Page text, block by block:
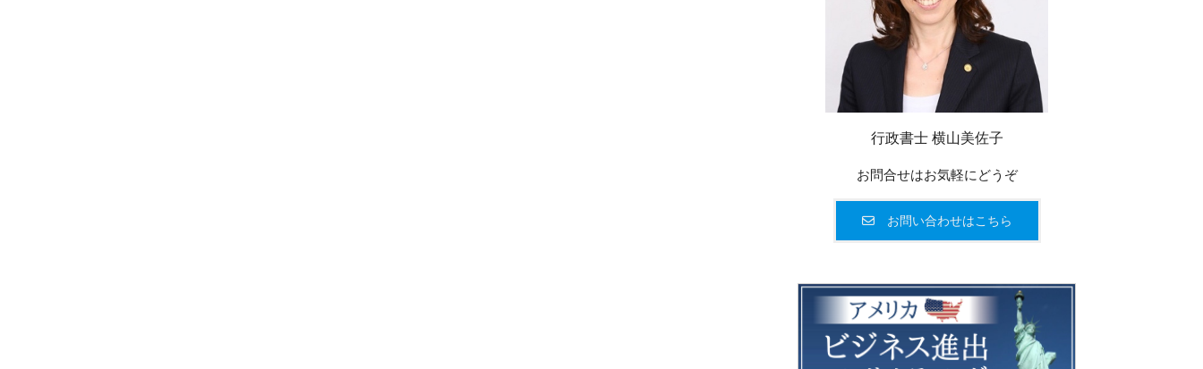
行政書士 横山美佐子
お問合せはお気軽にどうぞ
お問い合わせはこちら